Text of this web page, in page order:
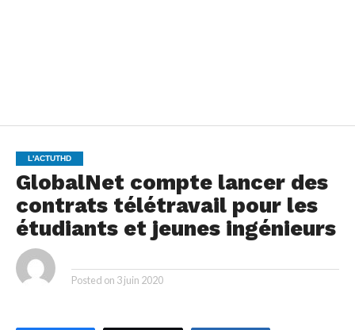
L'ACTUTHD
GlobalNet compte lancer des
contrats télétravail pour les
étudiants et jeunes ingénieurs
Posted on 3 juin 2020